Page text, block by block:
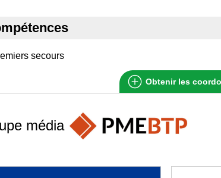
secours
Obtenir les
média